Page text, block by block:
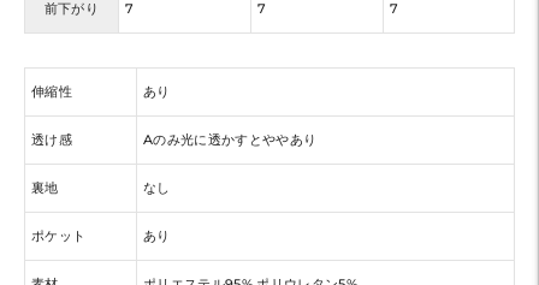
前下がり 7 7 7
伸縮性 あり
透け感 Aのみ光に透かすとややあり
裏地 なし
ポケット あり